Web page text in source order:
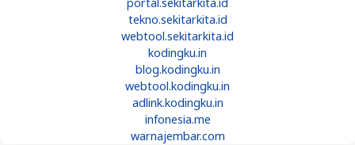
tekno.sekitarkita.id
webtool.sekitarkita.id
kodingku.in
blog.kodingku.in
webtool.kodingku.in
adlink.kodingku.in
infonesia.me
warnajembar.com